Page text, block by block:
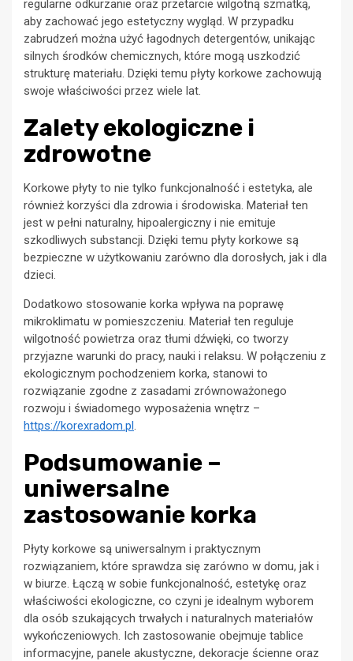
regularne odkurzanie oraz przetarcie wilgotną szmatką,
aby zachować jego estetyczny wygląd. W przypadku
zabrudzeń można użyć łagodnych detergentów, unikając
silnych środków chemicznych, które mogą uszkodzić
strukturę materiału. Dzięki temu płyty korkowe zachowują
swoje właściwości przez wiele lat.
Zalety ekologiczne i
zdrowotne
Korkowe płyty to nie tylko funkcjonalność i estetyka, ale
również korzyści dla zdrowia i środowiska. Materiał ten
jest w pełni naturalny, hipoalergiczny i nie emituje
szkodliwych substancji. Dzięki temu płyty korkowe są
bezpieczne w użytkowaniu zarówno dla dorosłych, jak i dla
dzieci.
Dodatkowo stosowanie korka wpływa na poprawę
mikroklimatu w pomieszczeniu. Materiał ten reguluje
wilgotność powietrza oraz tłumi dźwięki, co tworzy
przyjazne warunki do pracy, nauki i relaksu. W połączeniu z
ekologicznym pochodzeniem korka, stanowi to
rozwiązanie zgodne z zasadami zrównoważonego
rozwoju i świadomego wyposażenia wnętrz –
https://korexradom.pl.
Podsumowanie –
uniwersalne
zastosowanie korka
Płyty korkowe są uniwersalnym i praktycznym
rozwiązaniem, które sprawdza się zarówno w domu, jak i
w biurze. Łączą w sobie funkcjonalność, estetykę oraz
właściwości ekologiczne, co czyni je idealnym wyborem
dla osób szukających trwałych i naturalnych materiałów
wykończeniowych. Ich zastosowanie obejmuje tablice
informacyjne, panele akustyczne, dekoracje ścienne oraz